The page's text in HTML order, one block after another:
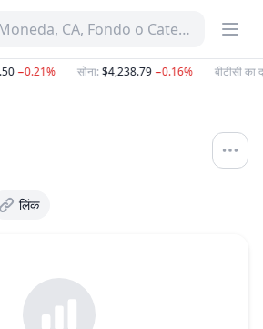
CA, Fondo o Categoría
−0.21% सोना: $4,238.79−0.16% बीटीसी का
लिंक